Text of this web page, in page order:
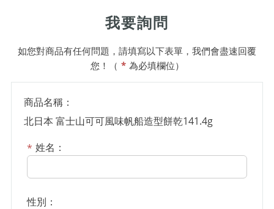
我要詢問
如您對商品有任何問題，請填寫以下表單，我們會盡速回覆
您！（ * 為必填欄位）
商品名稱：
北日本 富士山可可風味帆船造型餅乾141.4g
姓名：
性別：